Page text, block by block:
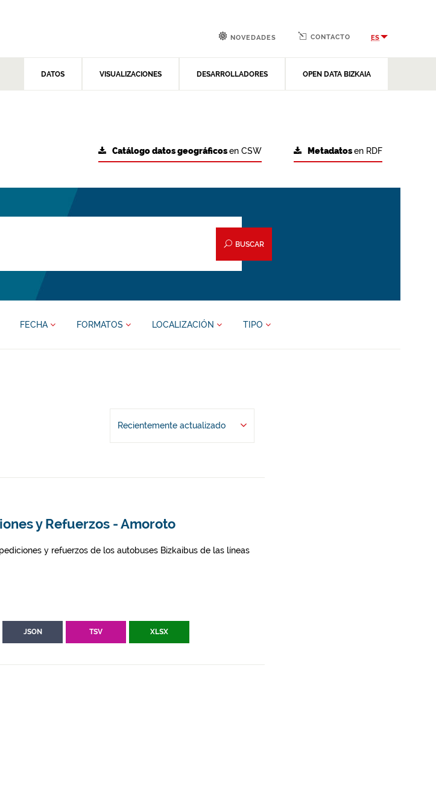
DATOS VISUALIZACIONES DESARROLLADORES OPEN DATA BIZKAIA
NOVEDADES CONTACTO ES
Metadatosen RDF
Catálogo datos geográficosen CSW
BUSCAR
FECHA FORMATOS LOCALIZACIÓN TIPO
Recientemente actualizado
y Refuerzos - Amoroto
y refuerzos de los autobuses Bizkaibus de las líneas
JSON TSV XLSX